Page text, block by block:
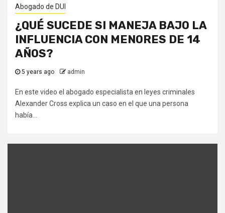
Abogado de DUI
¿QUÉ SUCEDE SI MANEJA BAJO LA
INFLUENCIA CON MENORES DE 14
AÑOS?
5 years ago admin
En este video el abogado especialista en leyes criminales
Alexander Cross explica un caso en el que una persona
había...